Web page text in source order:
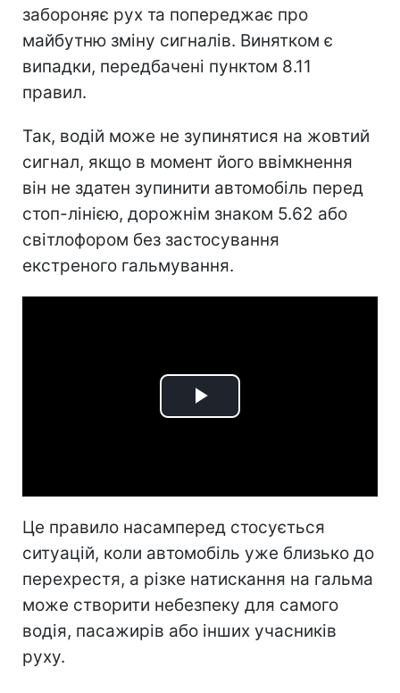
забороняє рух та попереджає про
майбутню зміну сигналів. Винятком є
випадки, передбачені пунктом 8.11
правил.
Так, водій може не зупинятися на жовтий
сигнал, якщо в момент його ввімкнення
він не здатен зупинити автомобіль перед
стоп-лінією, дорожнім знаком 5.62 або
світлофором без застосування
екстреного гальмування.
Play
Це правило насамперед стосується
ситуацій, коли автомобіль уже близько до
перехрестя, а різке натискання на гальма
може створити небезпеку для самого
водія, пасажирів або інших учасників
руху.